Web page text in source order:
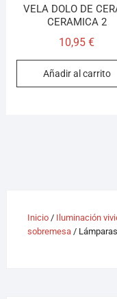
VELA DOLO DE
CERAMICA 2
10,95€
Añadir al carrito
Inicio/ Iluminación
sobremesa/